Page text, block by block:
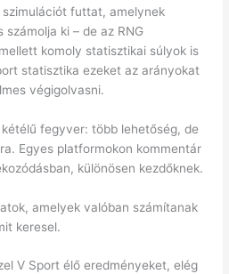
futtat, amelynek
ki – de az RNG
komoly statisztikai súlyok is
statisztika ezeket az arányokat
végigolvasni.
fegyver: több lehetőség, de
Egyes platformokon kommentár
különösen kezdőknek.
amelyek valóban számítanak
keresel.
V Sport élő eredményeket, elég